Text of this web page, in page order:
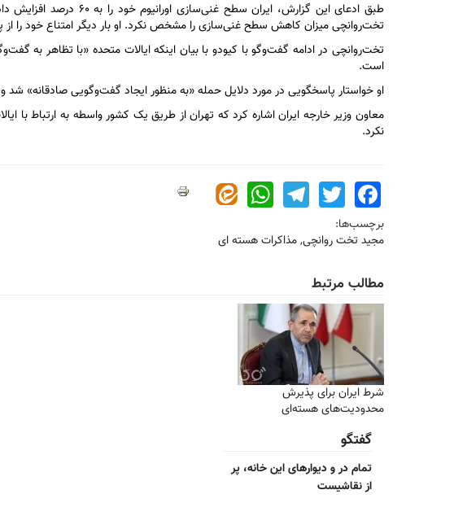
تخت‌روانچی میزان کاهش سطح غنی‌سازی را مشخص نکرد. او بار دیگر امتناع خود را از
تخت‌روانچی در ادامه گفت‌و‌گو با کیودو با بیان اینکه ایالات متحده «با تظاهر به
است.
او خواستار پاسخگویی در مورد دلایل حمله «به منظور ایجاد گفت‌وگویی صادقانه»
معاون وزیر خارجه ایران اشاره کرد که تهران از طریق یک کشور واسطه به ارتباط با
نکرد.
Facebook
Twitter
Telegram
WhatsApp
برچسب‌ها:
مجید تخت روانچی,مذاکرات هسته ای
مطالب مرتبط
شرط ایران برای پذیرش
محدودیت‌های هسته‌ای
گفتگو
تمام در و دیوارهای این خانه، پر
از نقاشیست